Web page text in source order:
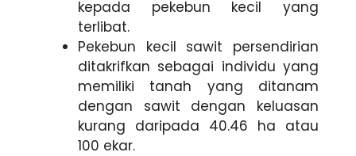
kepada pekebun kecil yang
terlibat.
Pekebun kecil sawit persendirian
ditakrifkan sebagai individu yang
memiliki tanah yang ditanam
dengan sawit dengan keluasan
kurang daripada 40.46 ha atau
100 ekar.